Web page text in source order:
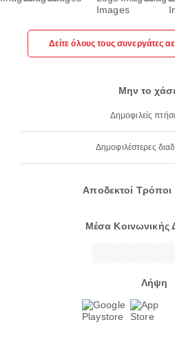
Δείτε όλους τους συνεργάτες
Μην το
Δημοφιλείς
Δημοφιλέστερες
Αποδεκτοί
Μέσα Κοινωνικής
Λήψη